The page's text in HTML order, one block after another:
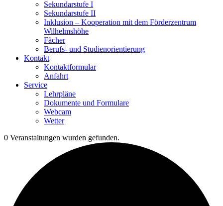
Sekundarstufe I
Sekundarstufe II
Inklusion – Kooperation mit dem Förderzentrum
Wilhelmshöhe
Fächer
Berufs- und Studienorientierung
Kontakt
Kontaktformular
Anfahrt
Service
Lehrpläne
Dokumente und Formulare
Webcam
Wetter
0 Veranstaltungen wurden gefunden.